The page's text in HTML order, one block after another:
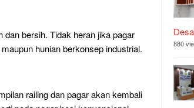
bersih. Tidak heran jika pagar
hunian berkonsep industrial.
railing dan pagar akan kembali
880